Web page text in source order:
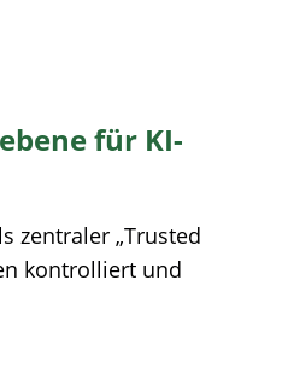
für KI-
zentraler „Trusted
kontrolliert und